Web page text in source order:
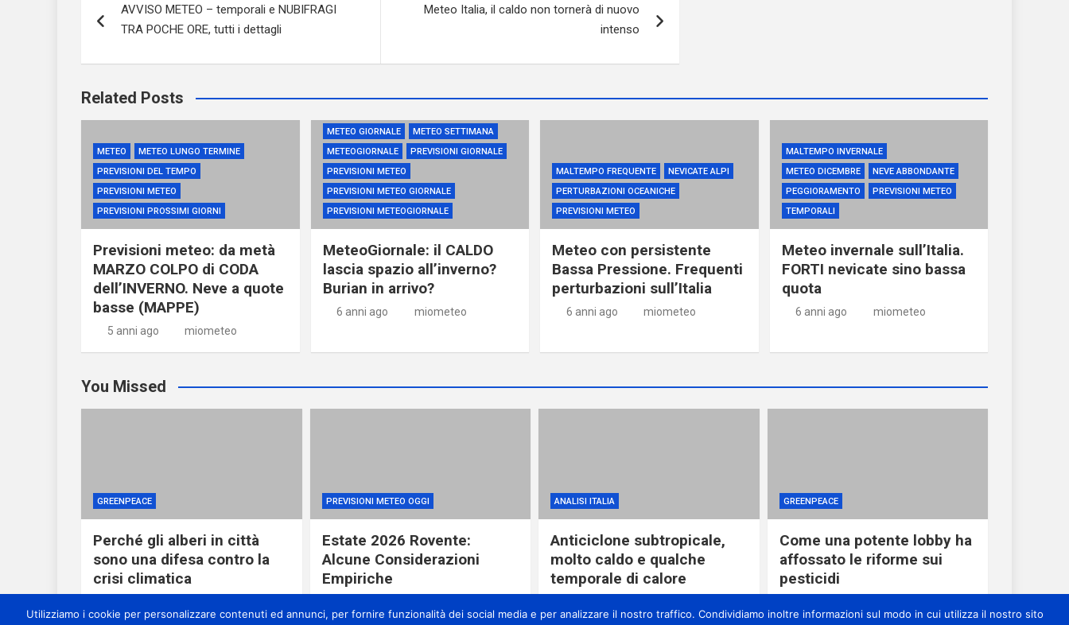
articoli
AVVISO METEO – temporali e NUBIFRAGI
TRA POCHE ORE, tutti i dettagli
Meteo Italia, il caldo non tornerà di nuovo
intenso
Related Posts
METEO
METEO LUNGO TERMINE
PREVISIONI DEL TEMPO
PREVISIONI METEO
PREVISIONI PROSSIMI GIORNI
Previsioni meteo: da metà
MARZO COLPO di CODA
dell’INVERNO. Neve a quote
basse (MAPPE)
5 anni ago miometeo
METEO GIORNALE
METEO SETTIMANA
METEOGIORNALE
PREVISIONI GIORNALE
PREVISIONI METEO
PREVISIONI METEO GIORNALE
PREVISIONI METEOGIORNALE
MeteoGiornale: il CALDO
lascia spazio all’inverno?
Burian in arrivo?
6 anni ago miometeo
MALTEMPO FREQUENTE
NEVICATE ALPI
PERTURBAZIONI OCEANICHE
PREVISIONI METEO
Meteo con persistente
Bassa Pressione. Frequenti
perturbazioni sull’Italia
6 anni ago miometeo
MALTEMPO INVERNALE
METEO DICEMBRE
NEVE ABBONDANTE
PEGGIORAMENTO
PREVISIONI METEO
TEMPORALI
Meteo invernale sull’Italia.
FORTI nevicate sino bassa
quota
6 anni ago miometeo
You Missed
GREENPEACE
Perché gli alberi in città
sono una difesa contro la
crisi climatica
PREVISIONI METEO OGGI
Estate 2026 Rovente:
Alcune Considerazioni
Empiriche
ANALISI ITALIA
Anticiclone subtropicale,
molto caldo e qualche
temporale di calore
GREENPEACE
Come una potente lobby ha
affossato le riforme sui
pesticidi
Utilizziamo i cookie per personalizzare contenuti ed annunci, per fornire funzionalità dei social media e per analizzare il nostro traffico. Condividiamo inoltre informazioni sul modo in cui utilizza il nostro sito